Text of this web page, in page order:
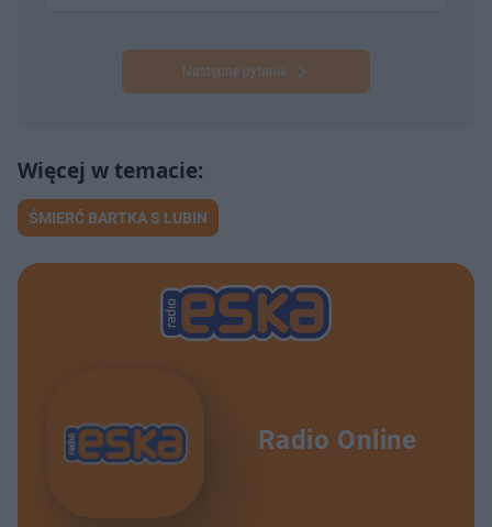
Następne pytanie
ŚMIERĆ BARTKA S LUBIN
Radio Online